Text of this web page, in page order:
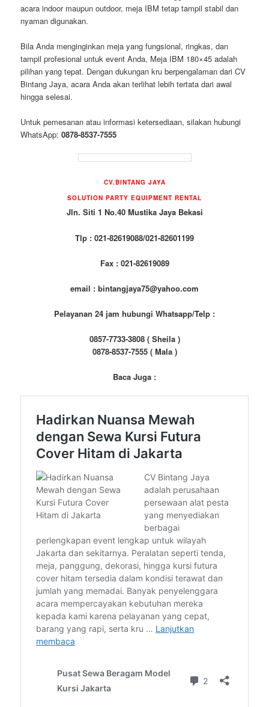
acara indoor maupun outdoor, meja IBM tetap tampil stabil dan
nyaman digunakan.
Bila Anda menginginkan meja yang fungsional, ringkas, dan
tampil profesional untuk event Anda, Meja IBM 180×45 adalah
pilihan yang tepat. Dengan dukungan kru berpengalaman dari CV
Bintang Jaya, acara Anda akan terlihat lebih tertata dari awal
hingga selesai.
Untuk pemesanan atau informasi ketersediaan, silakan hubungi
WhatsApp:0878-8537-7555
CV.BINTANG JAYA
SOLUTION PARTY EQUIPMENT RENTAL
Jln. Siti 1 No.40 Mustika Jaya Bekasi
Tlp : 021-82619088/021-82601199
Fax : 021-82619089
email : bintangjaya75@yahoo.com
Pelayanan 24 jam hubungi Whatsapp/Telp :
0857-7733-3808 ( Sheila )
0878-8537-7555 ( Mala )
Baca Juga :